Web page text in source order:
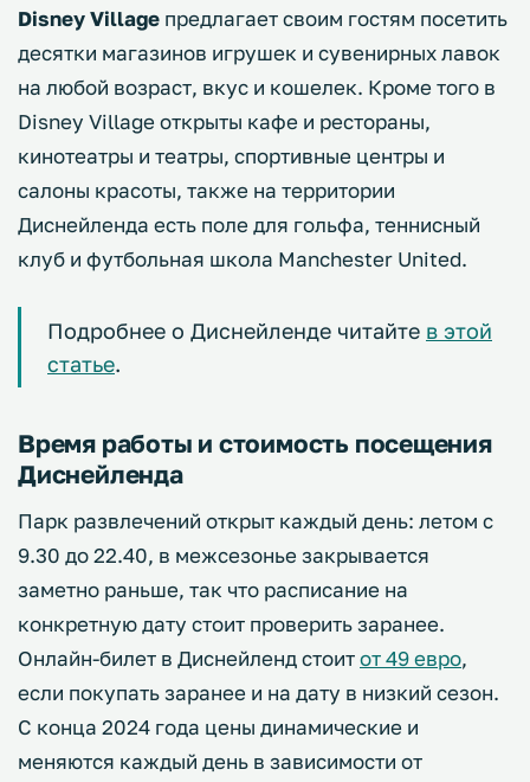
Disney Village предлагает своим гостям посетить
десятки магазинов игрушек и сувенирных лавок
на любой возраст, вкус и кошелек. Кроме того в
Disney Village открыты кафе и рестораны,
кинотеатры и театры, спортивные центры и
салоны красоты, также на территории
Диснейленда есть поле для гольфа, теннисный
клуб и футбольная школа Manchester United.
Подробнее о Диснейленде читайте в этой
статье.
Время работы и стоимость посещения
Диснейленда
Парк развлечений открыт каждый день: летом с
9.30 до 22.40, в межсезонье закрывается
заметно раньше, так что расписание на
конкретную дату стоит проверить заранее.
Онлайн-билет в Диснейленд стоитот 49 евро,
если покупать заранее и на дату в низкий сезон.
С конца 2024 года цены динамические и
меняются каждый день в зависимости от